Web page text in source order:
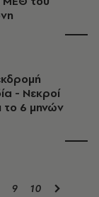
- Νεκροί
το 6 μηνών
9 10